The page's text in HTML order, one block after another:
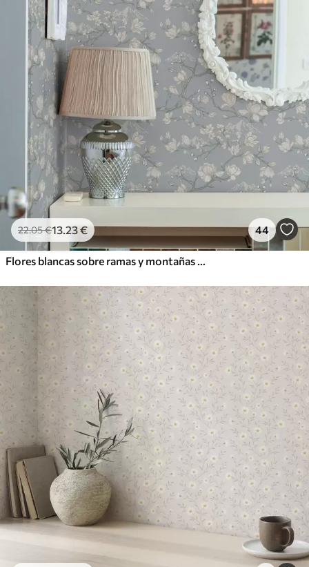
22.05€13.23€ 44
Flores blancas sobre ramas y montañas sobre fondo azul